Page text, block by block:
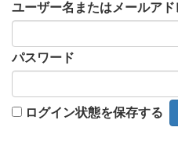
ユーザー名またはメールアド
パスワード
ログイン状態を保存する